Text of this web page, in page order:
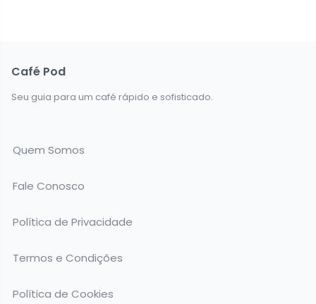
Café Pod
Seu guia para um café rápido e sofisticado.
Quem Somos
Fale Conosco
Política de Privacidade
Termos e Condições
Política de Cookies